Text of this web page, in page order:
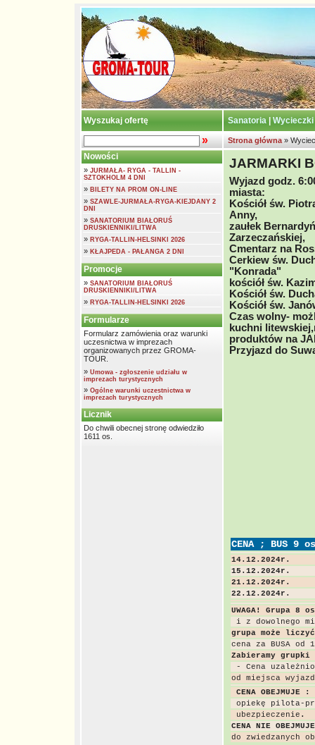
Wyszukaj ofertę Sanatoria Wycieczki
» Strona główna »
Nowości
» JURMAŁA- RYGA - TALLIN -
SZTOKHOLM 4 DNI
» BILETY NA PROM ON-LINE
» SZAWLE-JURMAŁA-RYGA-KIEJDANY 2
DNI
» SANATORIUM BIAŁORUŚ
DRUSKIENNIKI/LITWA
» RYGA-TALLIN-HELSINKI 2026
» KŁAJPEDA - PAŁANGA 2 DNI
Promocje
» SANATORIUM BIAŁORUŚ
DRUSKIENNIKI/LITWA
» RYGA-TALLIN-HELSINKI 2026
Formularze
Formularz zamówienia oraz warunki
uczesnictwa w imprezach
organizowanych przez GROMA-
TOUR.
» Umowa - zgłoszenie udziału w
imprezach turystycznych
» Ogólne warunki uczestnictwa w
imprezach turystycznych
Licznik
Do chwili obecnej stronę odwiedziło
1611 os.
JARMARKI
Wyjazd godz.
miasta:
Kościół św.
Anny,
zaułek
Zarzeczańskiej,
Cmentarz na
Cerkiew św.
"Konrada"
kościół św.
Kościół św.
Kościół św.
Czas wolny-
kuchni
produktów na
Przyjazd do
CENA ; BUS 9
14.12.2024r.
15.12.2024r.
21.12.2024r.
22.12.2024r.
CENA OBEJMUJE :
ubezpieczenie
CENA NIE
do zwiedzanych